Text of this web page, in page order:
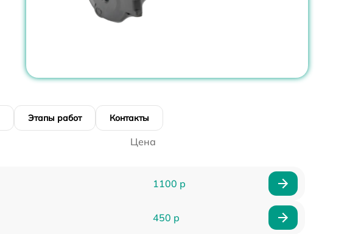
Этапы работ Контакты
Цена
1100 р
450 р